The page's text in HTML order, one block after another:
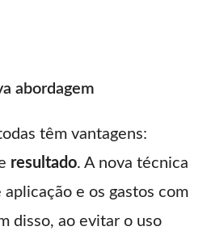
abordagem
têm vantagens:
resultado. A nova técnica
e os gastos com
disso, ao evitar o uso